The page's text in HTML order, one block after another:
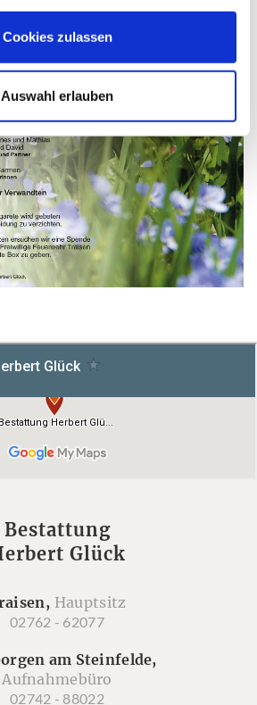
Cookies zulassen
Auswahl erlauben
Bestattung
Glück
Hauptsitz
02762 - 62077
am Steinfelde,
Aufnahmebüro
02742 - 88022